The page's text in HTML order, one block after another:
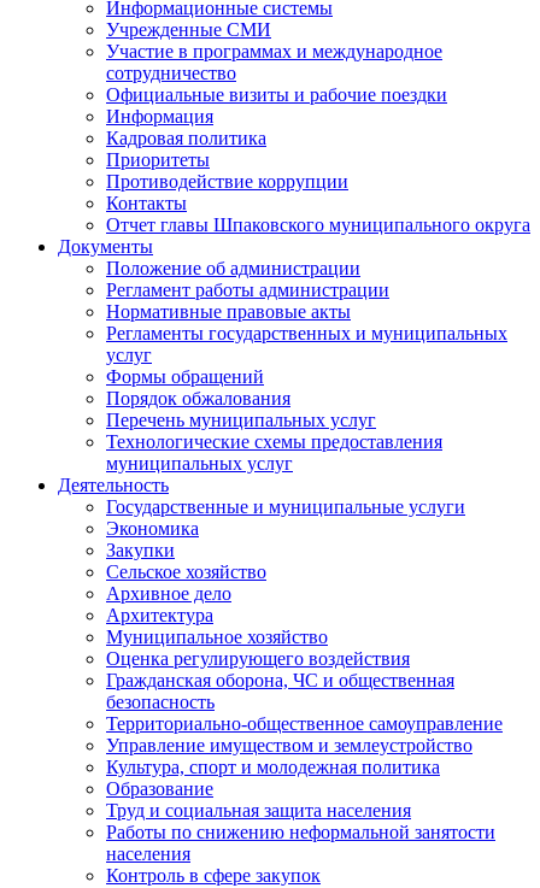
Информационные системы
Учрежденные СМИ
Участие в программах и международное
сотрудничество
Официальные визиты и рабочие поездки
Информация
Кадровая политика
Приоритеты
Противодействие коррупции
Контакты
Отчет главы Шпаковского муниципального округа
Документы
Положение об администрации
Регламент работы администрации
Нормативные правовые акты
Регламенты государственных и муниципальных
услуг
Формы обращений
Порядок обжалования
Перечень муниципальных услуг
Технологические схемы предоставления
муниципальных услуг
Деятельность
Государственные и муниципальные услуги
Экономика
Закупки
Сельское хозяйство
Архивное дело
Архитектура
Муниципальное хозяйство
Оценка регулирующего воздействия
Гражданская оборона, ЧС и общественная
безопасность
Территориально-общественное самоуправление
Управление имуществом и землеустройство
Культура, спорт и молодежная политика
Образование
Труд и социальная защита населения
Работы по снижению неформальной занятости
населения
Контроль в сфере закупок